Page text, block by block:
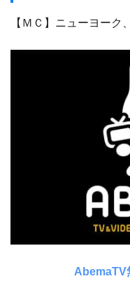
【ＭＣ】ニューヨーク
AbemaTV